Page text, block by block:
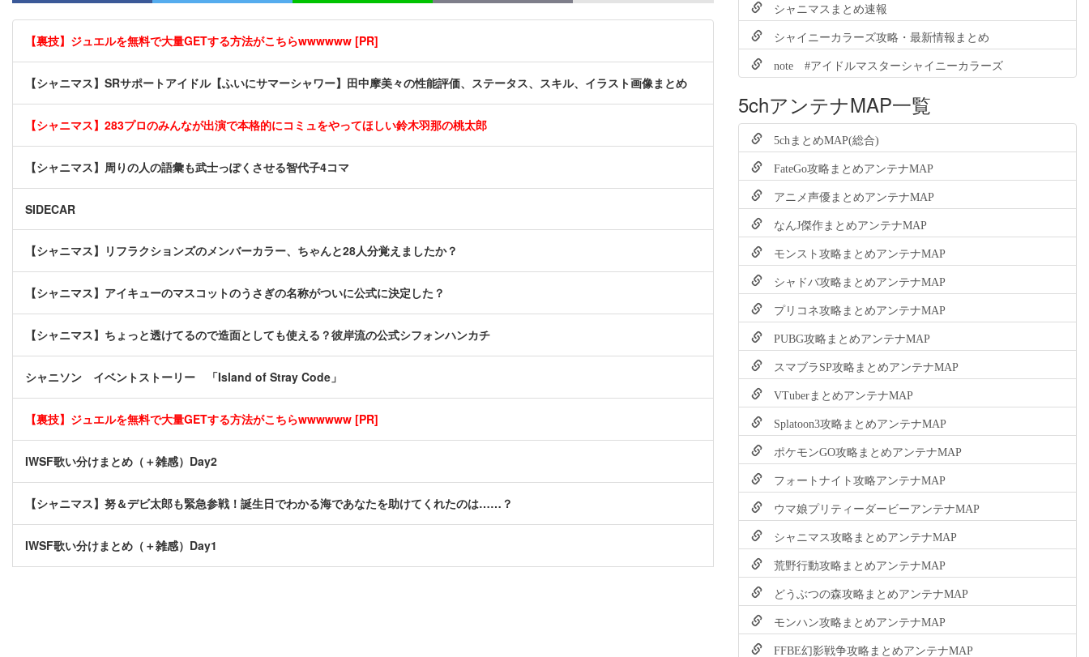
【裏技】ジュエルを無料で大量GETする方法がこちらwwwwww [PR]
【シャニマス】SRサポートアイドル【ふいにサマーシャワー】田中摩美々の性能評価、ステータス、スキル、イラスト画像まとめ
【シャニマス】283プロのみんなが出演で本格的にコミュをやってほしい鈴木羽那の桃太郎
【シャニマス】周りの人の語彙も武士っぽくさせる智代子4コマ
SIDECAR
【シャニマス】リフラクションズのメンバーカラー、ちゃんと28人分覚えましたか？
【シャニマス】アイキューのマスコットのうさぎの名称がついに公式に決定した？
【シャニマス】ちょっと透けてるので造面としても使える？彼岸流の公式シフォンハンカチ
シャニソン イベントストーリー 「Island of Stray Code」
【裏技】ジュエルを無料で大量GETする方法がこちらwwwwww [PR]
IWSF歌い分けまとめ（＋雑感）Day2
【シャニマス】努＆デビ太郎も緊急参戦！誕生日でわかる海であなたを助けてくれたのは……？
IWSF歌い分けまとめ（＋雑感）Day1
シャニマスまとめ速報
シャイニーカラーズ攻略・最新情報まとめ
note #アイドルマスターシャイニーカラーズ
5chアンテナMAP一覧
5chまとめMAP(総合)
FateGo攻略まとめアンテナMAP
アニメ声優まとめアンテナMAP
なんJ傑作まとめアンテナMAP
モンスト攻略まとめアンテナMAP
シャドバ攻略まとめアンテナMAP
プリコネ攻略まとめアンテナMAP
PUBG攻略まとめアンテナMAP
スマブラSP攻略まとめアンテナMAP
VTuberまとめアンテナMAP
Splatoon3攻略まとめアンテナMAP
ポケモンGO攻略まとめアンテナMAP
フォートナイト攻略アンテナMAP
ウマ娘プリティーダービーアンテナMAP
シャニマス攻略まとめアンテナMAP
荒野行動攻略まとめアンテナMAP
どうぶつの森攻略まとめアンテナMAP
モンハン攻略まとめアンテナMAP
FFBE幻影戦争攻略まとめアンテナMAP